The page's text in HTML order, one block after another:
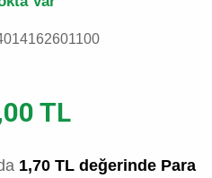
TL
1,70 TL değerinde Para